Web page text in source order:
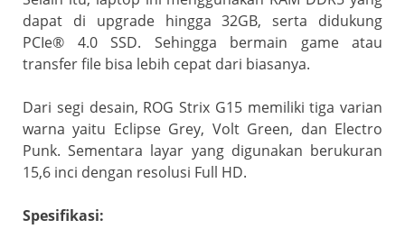
dapat di upgrade hingga 32GB, serta didukung
PCIe® 4.0 SSD. Sehingga bermain game atau
transfer file bisa lebih cepat dari biasanya.
Dari segi desain, ROG Strix G15 memiliki tiga varian
warna yaitu Eclipse Grey, Volt Green, dan Electro
Punk. Sementara layar yang digunakan berukuran
15,6 inci dengan resolusi Full HD.
Spesifikasi: